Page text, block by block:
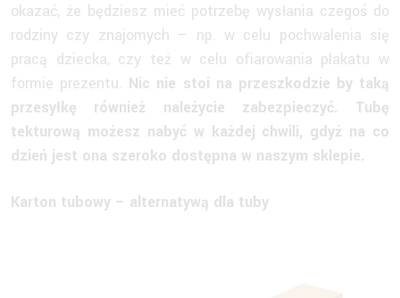
okazać, że będziesz mieć potrzebę wysłania czegoś do
rodziny czy znajomych – np. w celu pochwalenia się
pracą dziecka, czy też w celu ofiarowania plakatu w
formie prezentu. Nic nie stoi na przeszkodzie by taką
przesyłkę również należycie zabezpieczyć. Tubę
tekturową możesz nabyć w każdej chwili, gdyż na co
dzień jest ona szeroko dostępna w naszym sklepie.
Karton tubowy – alternatywą dla tuby